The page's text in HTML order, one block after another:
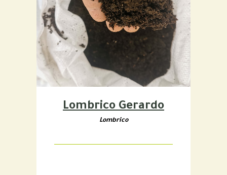
Lombrico Gerardo
Lombrico